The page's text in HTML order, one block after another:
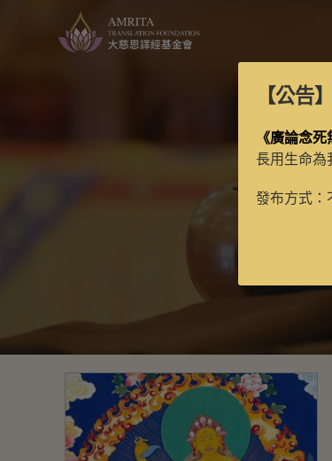
【公告】
《廣論念
長用生命為
發布方式：